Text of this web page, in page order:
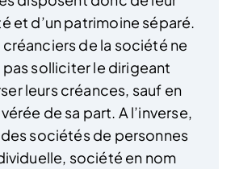
et d’un patrimoine séparé.
de la société ne
solliciter le dirigeant
leurs créances, sauf en
de sa part. A l’inverse,
sociétés de personnes
société en nom